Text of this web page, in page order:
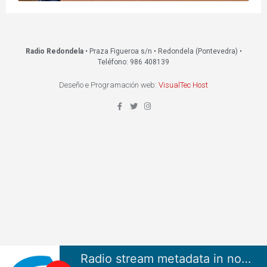
Radio Redondela• Praza Figueroa s/n • Redondela (Pontevedra) •
Teléfono: 986 408139
Deseño e Programación web: VisualTec Host
Radio stream metadata in not available.